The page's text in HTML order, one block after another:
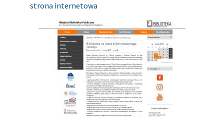
strona internetowa